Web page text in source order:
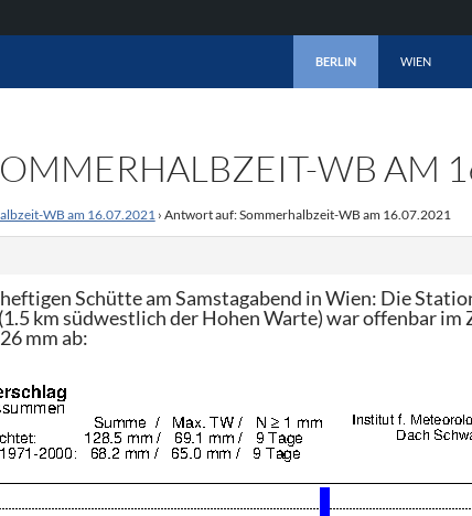
BERLIN
WIEN
WB AM
WB am 16.07.2021 › Antwort auf: Sommerhalbzeit-WB am 16.07.2021
Schütte am Samstagabend in Wien: Die
km südwestlich der Hohen Warte) war offenbar im
mm ab: